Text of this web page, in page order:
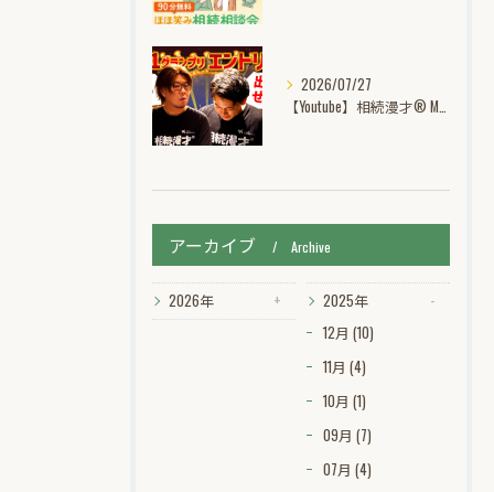
2026/07/27
【Youtube】相続漫才® M-1グランプリ挑戦記動画公開中！
アーカイブ Archive
2026年
2025年
12月 (10)
11月 (4)
10月 (1)
09月 (7)
07月 (4)